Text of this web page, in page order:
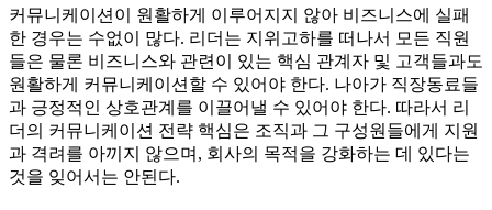
커뮤니케이션이 원활하게 이루어지지 않아 비즈니스에 실패
한 경우는 수없이 많다. 리더는 지위고하를 떠나서 모든 직원
들은 물론 비즈니스와 관련이 있는 핵심 관계자 및 고객들과도
원활하게 커뮤니케이션할 수 있어야 한다. 나아가 직장동료들
과 긍정적인 상호관계를 이끌어낼 수 있어야 한다. 따라서 리
더의 커뮤니케이션 전략 핵심은 조직과 그 구성원들에게 지원
과 격려를 아끼지 않으며, 회사의 목적을 강화하는 데 있다는
것을 잊어서는 안된다.